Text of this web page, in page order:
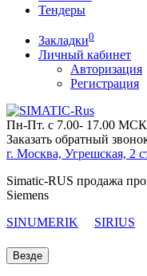
Тендеры
Закладки0
Личный кабинет
Авторизация
Регистрация
Пн-Пт. с 7.00- 17.00 МСК
Заказать обратный
г. Москва, Угрешская, 2
Simatic-RUS продажа
Siemens
SINUMERIK
SIRIUS
Везде